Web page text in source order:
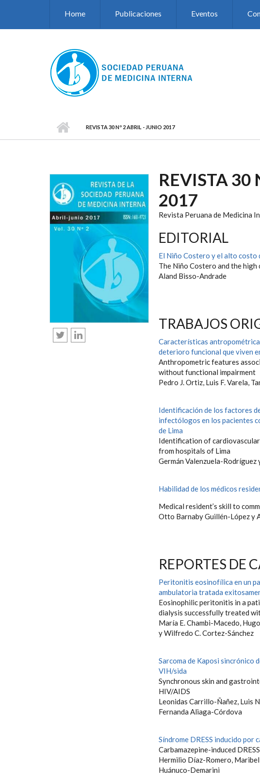
Home Publicaciones Eventos
REVISTA 30 Nº 2 ABRIL - JUNIO 2017
REVISTA 30
2017
Revista Peruana de Medicina
EDITORIAL
El Niño Costero y el alto costo
The Niño Costero and the
Aland Bisso-Andrade
TRABAJOS
Características
deterioro funcional que viven
Anthropometric features
without functional impairment
Pedro J. Ortiz, Luis F. Varela,
Identificación de los factores
infectólogos en los pacientes
de Lima
Identification of
from hospitals of Lima
Germán Valenzuela-
Habilidad de los médicos
Medical resident’s skill to
Otto Barnaby Guillén-López y
REPORTES DE
Peritonitis eosinofílica en un
ambulatoria tratada
Eosinophilic peritonitis in a
dialysis successfully treated
María E. Chambi-Macedo,
y Wilfredo C. Cortez-Sánchez
Sarcoma de Kaposi sincrónico
VIH/sida
Synchronous skin and
HIV/AIDS
Leonidas Carrillo-Ñañez, Luis
Fernanda Aliaga-Córdova
Síndrome DRESS inducido por
Carbamazepine-induced
Hermilio Díaz-Romero,
Huánuco-Demarini